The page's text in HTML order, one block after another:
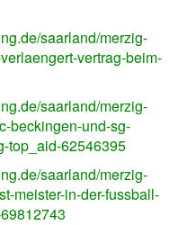
saarland/merzig-
vertrag-beim-
saarland/merzig-
beckingen-und-sg-
top_aid-62546395
saarland/merzig-
meister-in-der-fussball-